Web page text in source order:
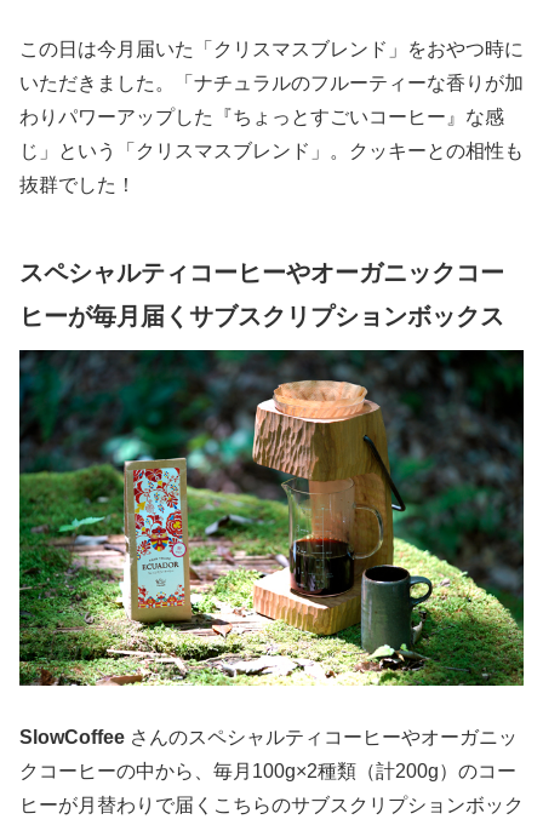
この日は今月届いた「クリスマスブレンド」をおやつ時に
いただきました。「ナチュラルのフルーティーな香りが加
わりパワーアップした『ちょっとすごいコーヒー』な感
じ」という「クリスマスブレンド」。クッキーとの相性も
抜群でした！
スペシャルティコーヒーやオーガニックコー
ヒーが毎月届くサブスクリプションボックス
SlowCoffee さんのスペシャルティコーヒーやオーガニッ
クコーヒーの中から、毎月100g×2種類（計200g）のコー
ヒーが月替わりで届くこちらのサブスクリプションボック